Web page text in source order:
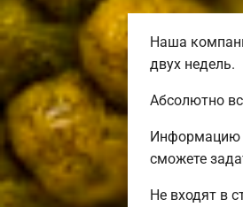
Наша
двух недель.
Абсолютно
Информацию
сможете
Не входят в